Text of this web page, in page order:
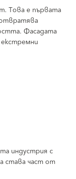
Това е първата
Фасадата
индустрия с
става част от